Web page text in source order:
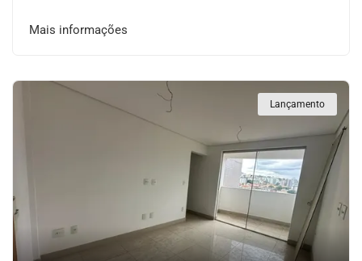
Mais informações
Lançamento